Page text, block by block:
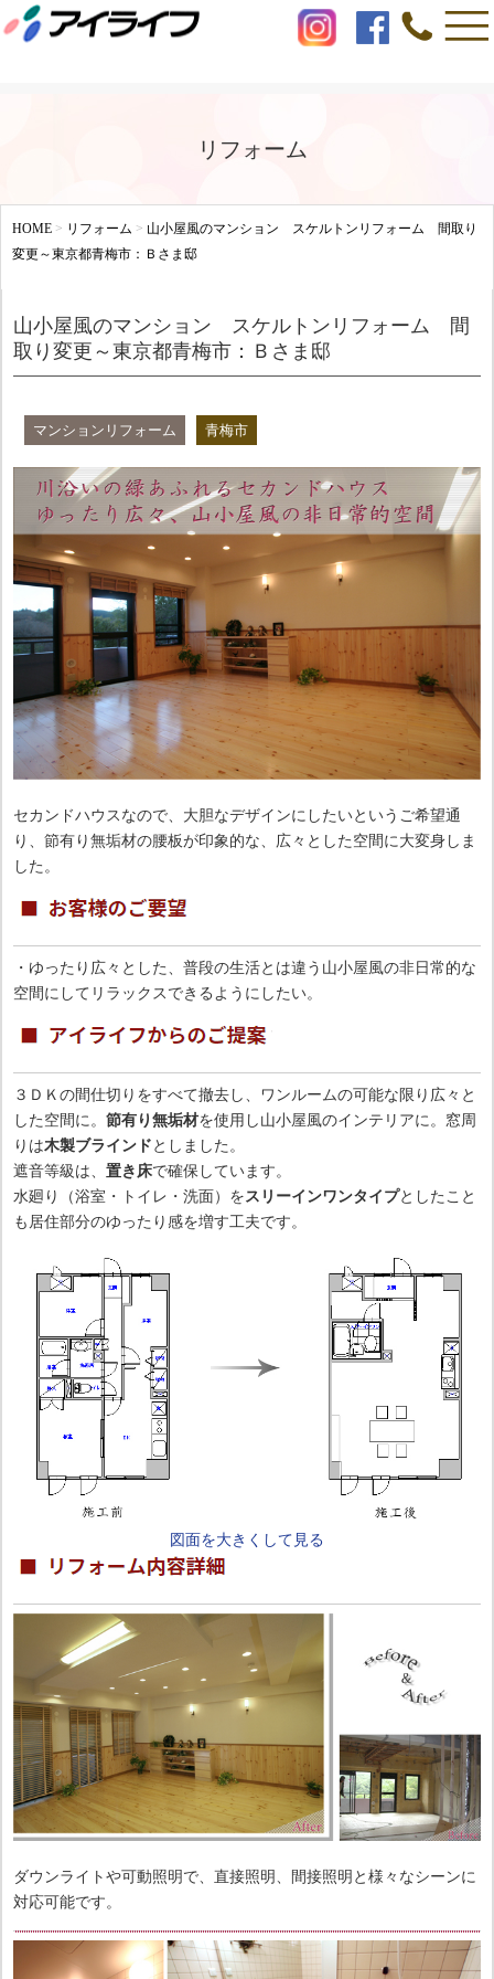
リフォーム
HOME > リフォーム > 山小屋風のマンション スケルトンリフォーム 間取り
変更～東京都青梅市：Ｂさま邸
山小屋風のマンション スケルトンリフォーム 間
取り変更～東京都青梅市：Ｂさま邸
マンションリフォーム 青梅市
セカンドハウスなので、大胆なデザインにしたいというご希望通
り、節有り無垢材の腰板が印象的な、広々とした空間に大変身しま
した。
・ゆったり広々とした、普段の生活とは違う山小屋風の非日常的な
空間にしてリラックスできるようにしたい。
３ＤＫの間仕切りをすべて撤去し、ワンルームの可能な限り広々と
した空間に。 節有り無垢材を使用し山小屋風のインテリアに。窓周
りは木製ブラインド としました。
遮音等級は、 置き床で確保しています。
水廻り（浴室・トイレ・洗面）を スリーインワンタイプとしたこと
も居住部分のゆったり感を増す工夫です。
図面を大きくして見る
ダウンライトや可動照明で、直接照明、間接照明と様々なシーンに
対応可能です。